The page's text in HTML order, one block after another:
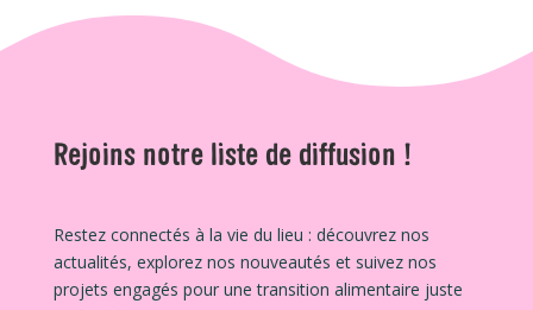
Rejoins notre liste de diffusion !
Restez connectés à la vie du lieu : découvrez nos
actualités, explorez nos nouveautés et suivez nos
projets engagés pour une transition alimentaire juste